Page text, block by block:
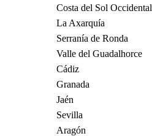
Costa del Sol Occidental
La Axarquía
Serranía de Ronda
Valle del Guadalhorce
Cádiz
Granada
Jaén
Sevilla
Aragón